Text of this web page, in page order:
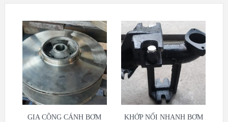
GIA CÔNG CÁNH BƠM
KHỚP NỐI NHANH BƠM